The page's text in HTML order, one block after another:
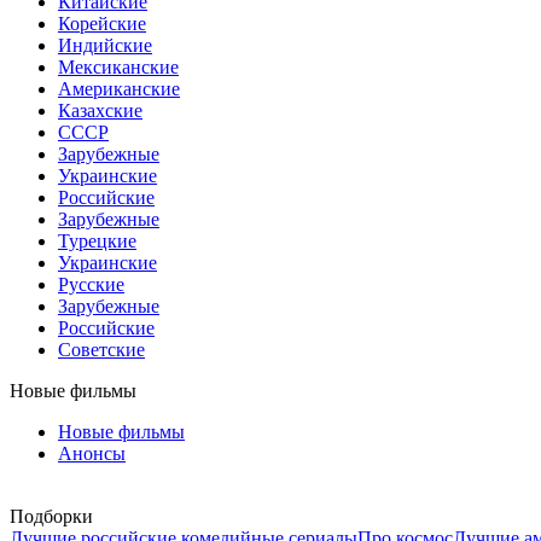
Корейские
Индийские
Мексиканские
Американские
Казахские
СССР
Зарубежные
Украинские
Российские
Зарубежные
Турецкие
Украинские
Русские
Зарубежные
Российские
Советские
Новые фильмы
Новые фильмы
Анонсы
Подборки